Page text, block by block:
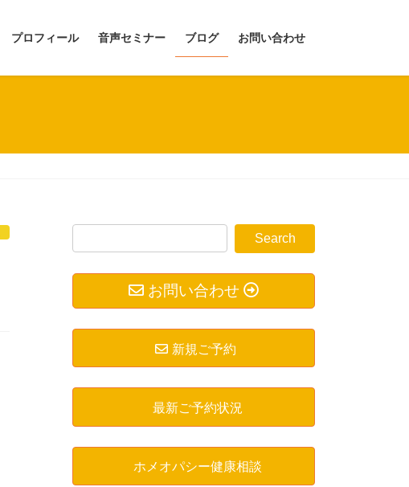
プロフィール 音声セミナー ブログ お問い合わせ
お問い合わせ
新規ご予約
最新ご予約状況
ホメオパシー健康相談